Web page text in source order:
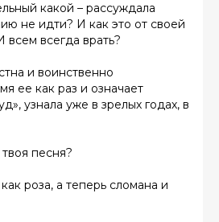
какой – рассуждала
не идти? И как это от своей
всем всегда врать?
и воинственно
ее как раз и означает
узнала уже в зрелых годах, в
песня?
роза, а теперь сломана и